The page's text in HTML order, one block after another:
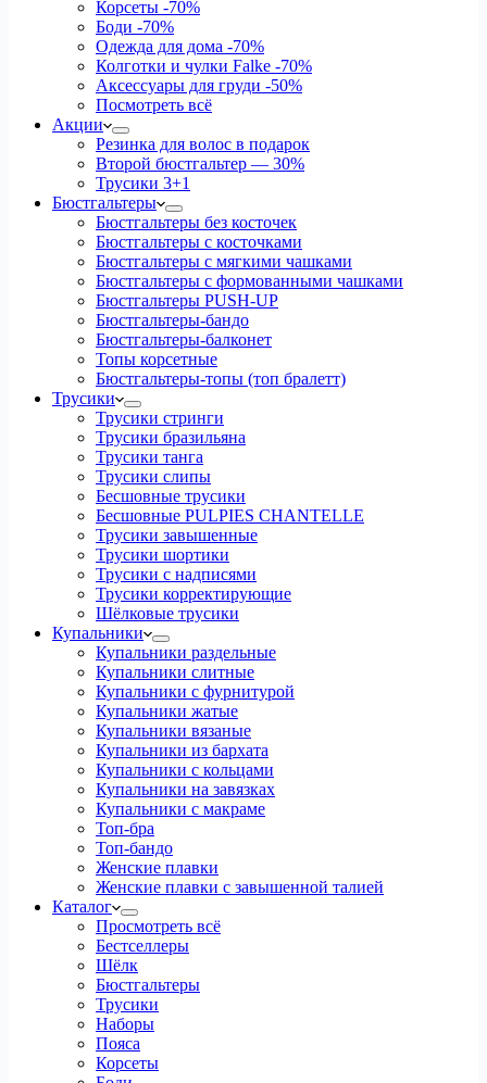
Корсеты -70%
Боди -70%
Одежда для дома -70%
Колготки и чулки Falke -70%
Аксессуары для груди -50%
Посмотреть всё
Акции
Резинка для волос в подарок
Второй бюстгальтер — 30%
Трусики 3+1
Бюстгальтеры
Бюстгальтеры без косточек
Бюстгальтеры с косточками
Бюстгальтеры с мягкими чашками
Бюстгальтеры с формованными чашками
Бюстгальтеры PUSH-UP
Бюстгальтеры-бандо
Бюстгальтеры-балконет
Топы корсетные
Бюстгальтеры-топы (топ бралетт)
Трусики
Трусики стринги
Трусики бразильяна
Трусики танга
Трусики слипы
Бесшовные трусики
Бесшовные PULPIES CHANTELLE
Трусики завышенные
Трусики шортики
Трусики с надписями
Трусики корректирующие
Шёлковые трусики
Купальники
Купальники раздельные
Купальники слитные
Купальники с фурнитурой
Купальники жатые
Купальники вязаные
Купальники из бархата
Купальники с кольцами
Купальники на завязках
Купальники с макраме
Топ-бра
Топ-бандо
Женские плавки
Женские плавки с завышенной талией
Каталог
Просмотреть всё
Бестселлеры
Шёлк
Бюстгальтеры
Трусики
Наборы
Пояса
Корсеты